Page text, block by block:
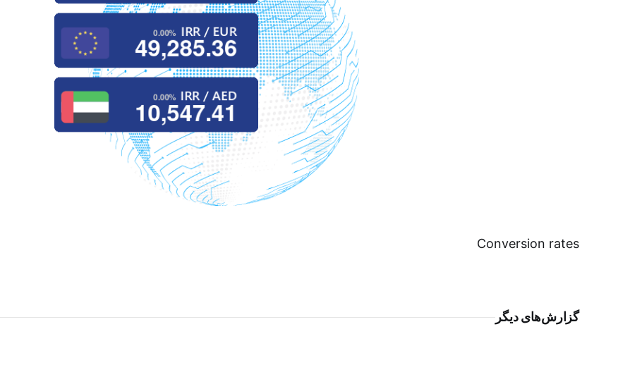
Conversion rates
گزارش‌های دیگر